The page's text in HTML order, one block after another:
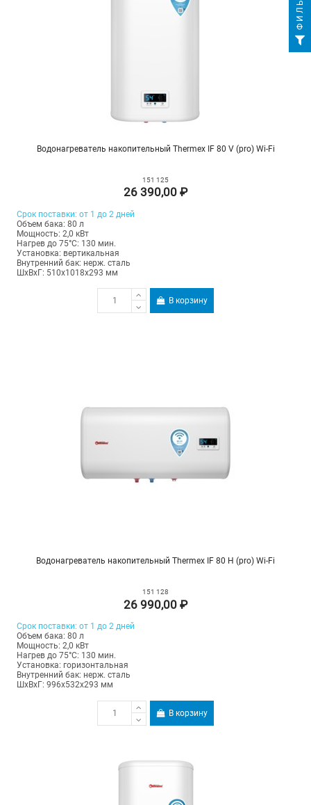
Водонагреватель накопительный Thermex IF 80 V (pro) Wi-Fi
151 125
26 390,00 ₽
Срок поставки: от 1 до 2 дней
Объем бака: 80 л
Мощность: 2,0 кВт
Нагрев до 75°С: 130 мин.
Установка: вертикальная
Внутренний бак: нерж. сталь
ШхВхГ: 510х1018х293 мм
В корзину
Водонагреватель накопительный Thermex IF 80 H (pro) Wi-Fi
151 128
26 990,00 ₽
Срок поставки: от 1 до 2 дней
Объем бака: 80 л
Мощность: 2,0 кВт
Нагрев до 75°С: 130 мин.
Установка: горизонтальная
Внутренний бак: нерж. сталь
ШхВхГ: 996х532х293 мм
В корзину